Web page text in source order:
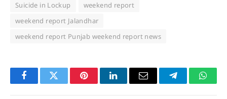
Suicide in Lockup
weekend report
weekend report Jalandhar
weekend report Punjab weekend report news
FacebookTwitter PinterestLinkedInEmail Telegram